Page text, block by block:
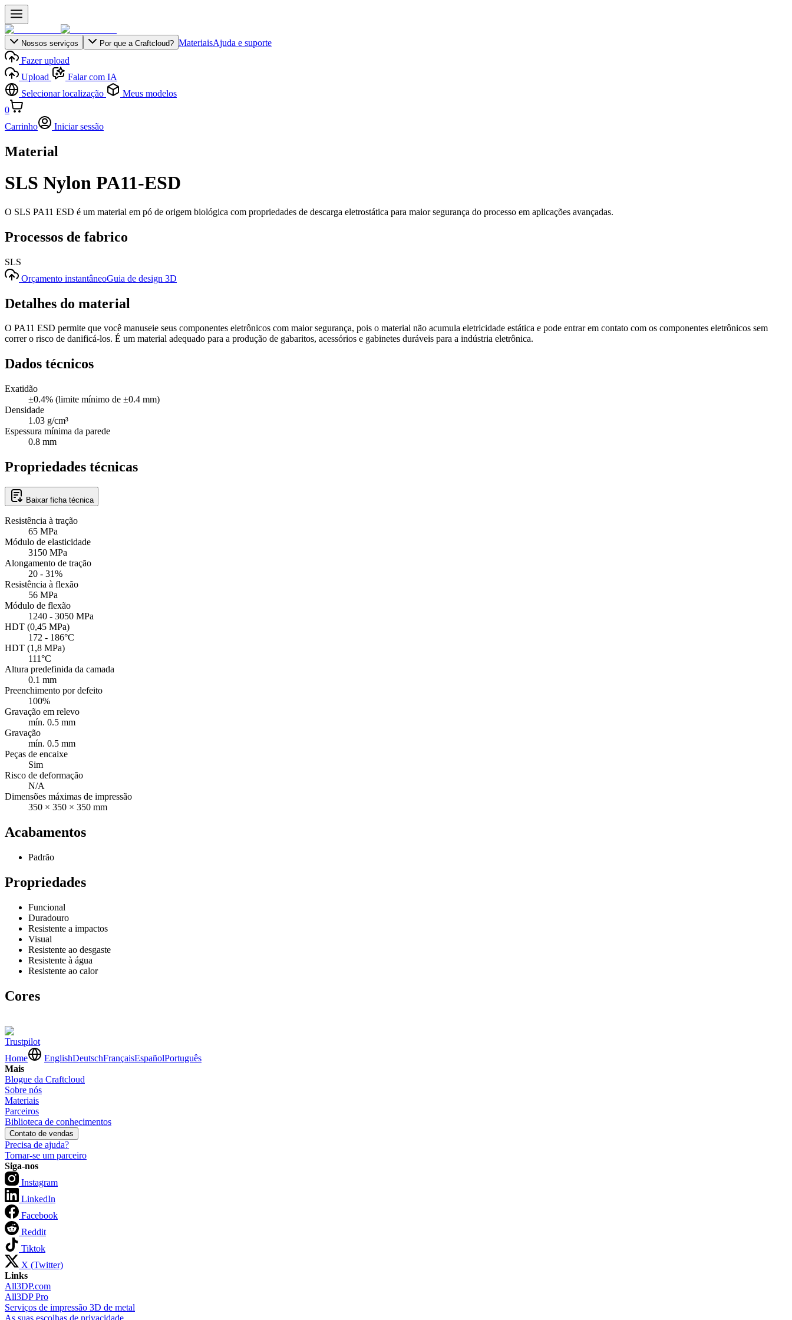
Nossos serviços Por que a Craftcloud? MateriaisAjuda e suporte
Fazer upload
Upload
Falar com IA
Selecionar localização
Meus modelos
0
Carrinho
Iniciar sessão
Material
SLS Nylon PA11-ESD
O SLS PA11 ESD é um material em pó de origem biológica com propriedades de descarga eletrostática para maior segurança do processo em aplicações avançadas.
Processos de fabrico
SLS
Orçamento instantâneoGuia de design 3D
Detalhes do material
O PA11 ESD permite que você manuseie seus componentes eletrônicos com maior segurança, pois o material não acumula eletricidade estática e pode entrar em contato com os componentes eletrônicos sem
correr o risco de danificá-los. É um material adequado para a produção de gabaritos, acessórios e gabinetes duráveis para a indústria eletrônica.
Dados técnicos
Exatidão
±0.4% (limite mínimo de ±0.4 mm)
Densidade
1.03 g/cm³
Espessura mínima da parede
0.8 mm
Propriedades técnicas
Baixar ficha técnica
Resistência à tração
65 MPa
Módulo de elasticidade
3150 MPa
Alongamento de tração
20 - 31%
Resistência à flexão
56 MPa
Módulo de flexão
1240 - 3050 MPa
HDT (0,45 MPa)
172 - 186°C
HDT (1,8 MPa)
111°C
Altura predefinida da camada
0.1 mm
Preenchimento por defeito
100%
Gravação em relevo
mín. 0.5 mm
Gravação
mín. 0.5 mm
Peças de encaixe
Sim
Risco de deformação
N/A
Dimensões máximas de impressão
350 × 350 × 350 mm
Acabamentos
Padrão
Propriedades
Funcional
Duradouro
Resistente a impactos
Visual
Resistente ao desgaste
Resistente à água
Resistente ao calor
Cores
Trustpilot
Home
EnglishDeutschFrançaisEspañolPortuguês
Mais
Blogue da Craftcloud
Sobre nós
Materiais
Parceiros
Biblioteca de conhecimentos
Contato de vendas
Precisa de ajuda?
Tornar-se um parceiro
Siga-nos
Instagram
LinkedIn
Facebook
Reddit
Tiktok
X (Twitter)
Links
All3DP.com
All3DP Pro
Serviços de impressão 3D de metal